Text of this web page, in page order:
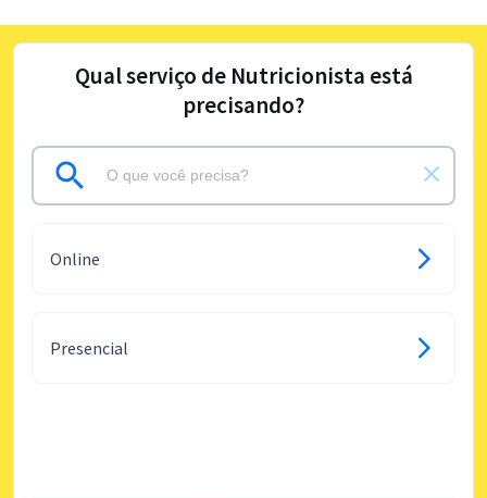
Qual serviço de Nutricionista está
precisando?
Online
Presencial